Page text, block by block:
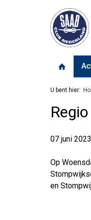
U bent hier:
07 juni 2023
Op
en